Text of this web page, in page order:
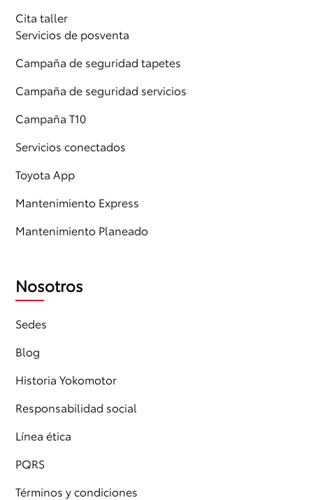
Cita taller
Servicios de posventa
Campaña de seguridad tapetes
Campaña de seguridad servicios
Campaña T10
Servicios conectados
Toyota App
Mantenimiento Express
Mantenimiento Planeado
Nosotros
Sedes
Blog
Historia Yokomotor
Responsabilidad social
Línea ética
PQRS
Términos y condiciones